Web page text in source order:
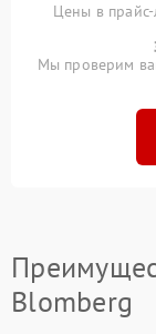
Цены в прайс-
Мы проверим
Blomberg